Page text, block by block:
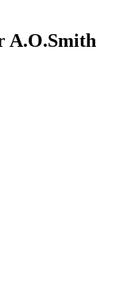
A.O.Smith